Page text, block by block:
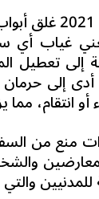
وشهدت
غياب أي
إلى تعطيل
إلى
انتقام،
منع من
والتي